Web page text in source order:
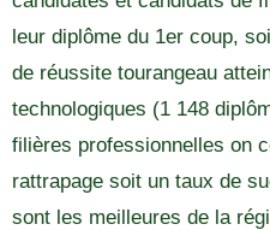
leur diplôme du 1er coup,
de réussite tourangeau
technologiques (1 148
filières professionnelles on
rattrapage soit un taux de
sont les meilleures de la